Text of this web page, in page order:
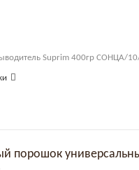
Suprim 400гр СОНЦА/
порошок